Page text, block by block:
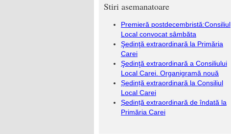
Stiri asemanatoare
Premieră postdecembristă:Consiliul
Local convocat sâmbăta
Şedinţă extraordinară la Primăria
Carei
Şedinţă extraordinară a Consiliului
Local Carei. Organigramă nouă
Ședință extraordinară la Consiliul
Local Carei
Ședință extraordinară de îndată la
Primăria Carei